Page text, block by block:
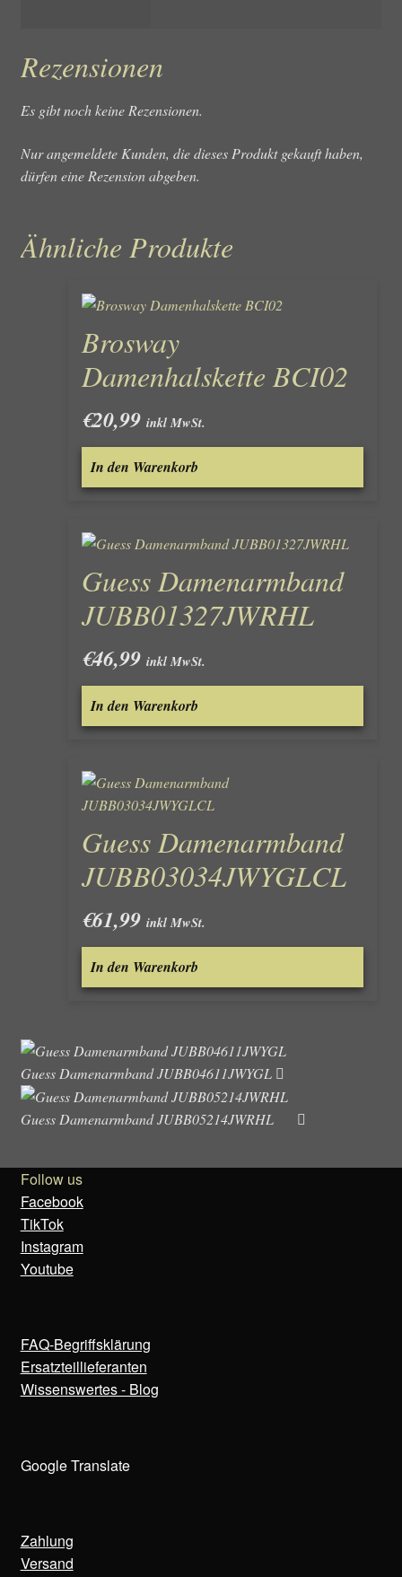
Rezensionen
Es gibt noch keine Rezensionen.
Nur angemeldete Kunden, die dieses Produkt gekauft haben,
dürfen eine Rezension abgeben.
Ähnliche Produkte
Brosway
Damenhalskette BCI02
€20,99 inkl MwSt.
In den Warenkorb
Guess Damenarmband
JUBB01327JWRHL
€46,99 inkl MwSt.
In den Warenkorb
Guess Damenarmband
JUBB03034JWYGLCL
€61,99 inkl MwSt.
In den Warenkorb
Guess Damenarmband JUBB04611JWYGL
Guess Damenarmband JUBB05214JWRHL
Follow us
Facebook
TikTok
Instagram
Youtube
FAQ-Begriffsklärung
Ersatzteillieferanten
Wissenswertes - Blog
Google Translate
Zahlung
Versand